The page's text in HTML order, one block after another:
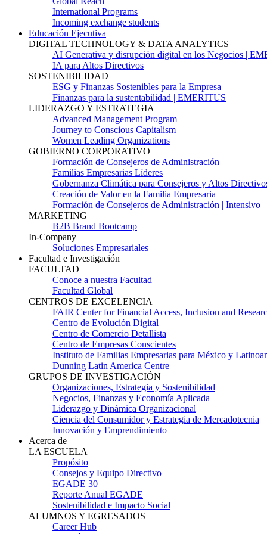
International Programs
Incoming exchange students
Educación Ejecutiva
DIGITAL TECHNOLOGY & DATA ANALYTICS
AI Generativa y disrupción digital en los Negocios |
IA para Altos Directivos
SOSTENIBILIDAD
ESG y Finanzas Sostenibles para la Empresa
Finanzas para la sustentabilidad | EMERITUS
LIDERAZGO Y ESTRATEGIA
Advanced Management Program
Journey to Conscious Capitalism
Women Leading Organizations
GOBIERNO CORPORATIVO
Formación de Consejeros de Administración
Familias Empresarias Líderes
Gobernanza Climática para Consejeros y Altos
Creación de Valor en la Familia Empresaria
Formación de Consejeros de Administración | Intensivo
MARKETING
B2B Brand Bootcamp
In-Company
Soluciones Empresariales
Facultad e Investigación
FACULTAD
Conoce a nuestra Facultad
Facultad Global
CENTROS DE EXCELENCIA
FAIR Center for Financial Access, Inclusion and
Centro de Evolución Digital
Centro de Comercio Detallista
Centro de Empresas Conscientes
Instituto de Familias Empresarias para México y
Dunning Latin America Centre
GRUPOS DE INVESTIGACIÓN
Organizaciones, Estrategia y Sostenibilidad
Negocios, Finanzas y Economía Aplicada
Liderazgo y Dinámica Organizacional
Ciencia del Consumidor y Estrategia de Mercadotecnia
Innovación y Emprendimiento
Acerca de
LA ESCUELA
Propósito
Consejos y Equipo Directivo
EGADE 30
Reporte Anual EGADE
Sostenibilidad e Impacto Social
ALUMNOS Y EGRESADOS
Career Hub